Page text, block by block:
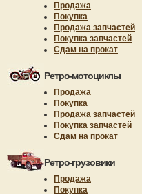
Продажа
Покупка
Продажа запчастей
Покупка запчастей
Сдам на прокат
Ретро-мотоциклы
Продажа
Покупка
Продажа запчастей
Покупка запчастей
Сдам на прокат
Ретро-грузовики
Продажа
Покупка